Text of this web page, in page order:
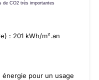
de CO2 très importantes
: 201 kWh/m².an
énergie pour un usage